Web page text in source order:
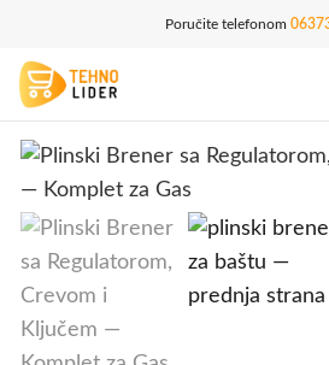
Poručite telefonom